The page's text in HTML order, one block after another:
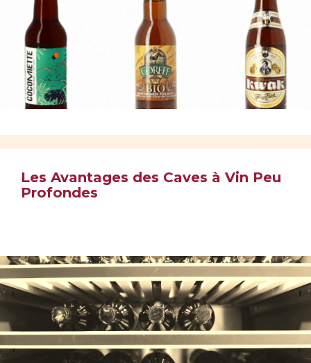
Les Avantages des Caves à Vin Peu
Profondes